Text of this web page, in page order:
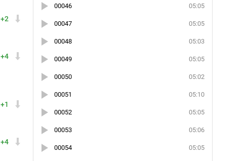
05:05
00046
05:05
00047
05:03
00048
05:05
00049
05:02
00050
05:10
00051
05:05
00052
05:06
00053
05:05
00054
+2
+4
+1
+4